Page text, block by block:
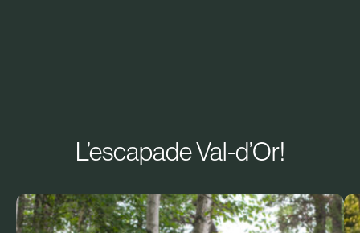
L’escapade Val-d’Or!